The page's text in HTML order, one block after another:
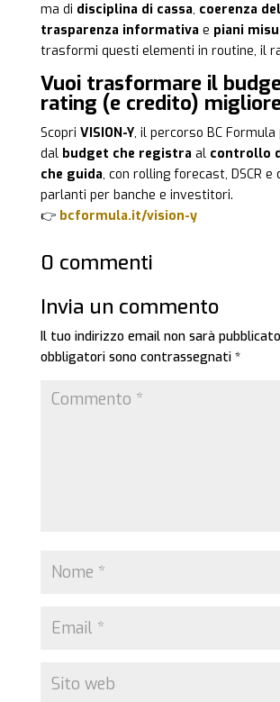
ma di disciplina di cassa, coerenza
trasparenza informativa e piani
trasformi questi elementi in routine, il
Vuoi trasformare il
rating (e credito)
Scopri VISION-Y, il percorso BC
dal budget che registra al controllo
che guida, con rolling forecast, DSCR e
parlanti per banche e investitori.
👉 bcformula.it/vision-y
0 commenti
Invia un commento
Il tuo indirizzo email non sarà
obbligatori sono contrassegnati *